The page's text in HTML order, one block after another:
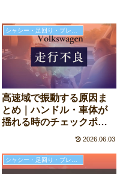
高速域で振動する原因ま
とめ｜ハンドル・車体が
揺れる時のチェックポイ
2026.06.03
シャシー・足回り・ブレーキの故障と修理費用